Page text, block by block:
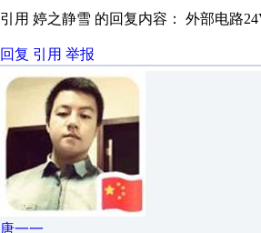
引用 婷之静雪 的回复内容： 外部电路
回复 引用 举报
唐一一